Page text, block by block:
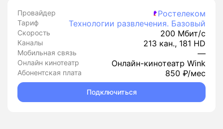
Провайдер Ростелеком
Тариф Технологии развлечения. Базовый
Скорость 200 Мбит/с
Каналы 213 кан., 181 HD
Мобильная связь —
Онлайн кинотеатр Онлайн-кинотеатр Wink
Абонентская плата 850 ₽/мес
Подключиться